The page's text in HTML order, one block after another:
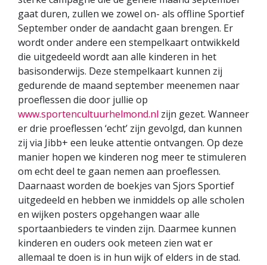
gaat duren, zullen we zowel on- als offline Sportief
September onder de aandacht gaan brengen. Er
wordt onder andere een stempelkaart ontwikkeld
die uitgedeeld wordt aan alle kinderen in het
basisonderwijs. Deze stempelkaart kunnen zij
gedurende de maand september meenemen naar
proeflessen die door jullie op
www.sportencultuurhelmond.nl zijn gezet. Wanneer
er drie proeflessen ‘echt’ zijn gevolgd, dan kunnen
zij via Jibb+ een leuke attentie ontvangen. Op deze
manier hopen we kinderen nog meer te stimuleren
om echt deel te gaan nemen aan proeflessen.
Daarnaast worden de boekjes van Sjors Sportief
uitgedeeld en hebben we inmiddels op alle scholen
en wijken posters opgehangen waar alle
sportaanbieders te vinden zijn. Daarmee kunnen
kinderen en ouders ook meteen zien wat er
allemaal te doen is in hun wijk of elders in de stad.